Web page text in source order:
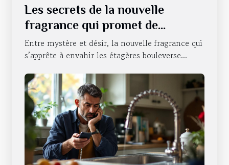
Les secrets de la nouvelle
fragrance qui promet de
révolutionner la séduction
Entre mystère et désir, la nouvelle fragrance qui
s’apprête à envahir les étagères bouleverse...